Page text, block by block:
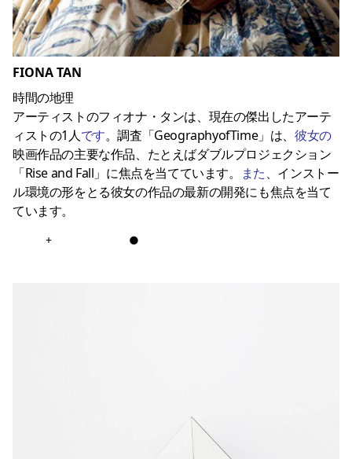
FIONA TAN
時間の地理
アーティストのフィオナ・タンは、現在の傑出したアーテ
ィストの1人です。調査「GeographyofTime」は、彼女の
映画作品の主要な作品、たとえばダブルプロジェクション
「Rise and Fall」に焦点を当てています。
また、インストー
ル環境の形をとる彼女の作品の最新の開発にも焦点を当て
ています。
+ ●